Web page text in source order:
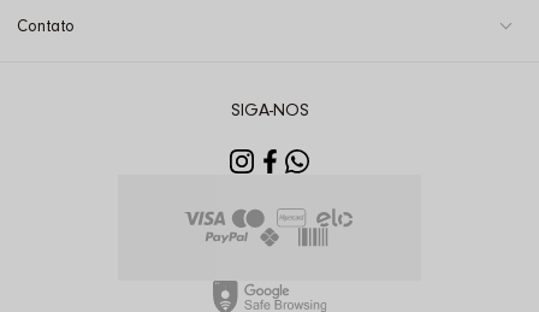
Contato
SIGA-NOS